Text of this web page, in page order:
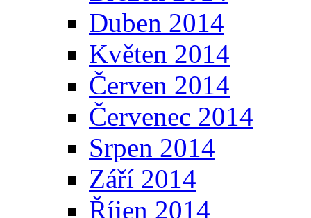
Duben 2014
Květen 2014
Červen 2014
Červenec 2014
Srpen 2014
Září 2014
Říjen 2014